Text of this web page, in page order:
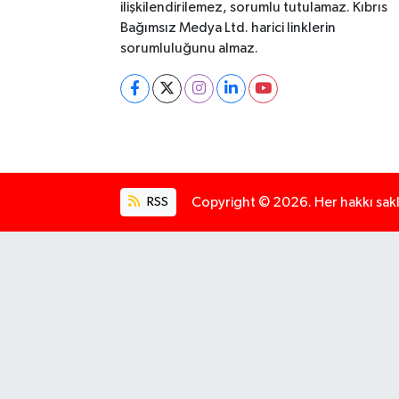
ilişkilendirilemez, sorumlu tutulamaz. Kıbrıs
Bağımsız Medya Ltd. harici linklerin
sorumluluğunu almaz.
RSS Copyright © 2026. Her hakkı